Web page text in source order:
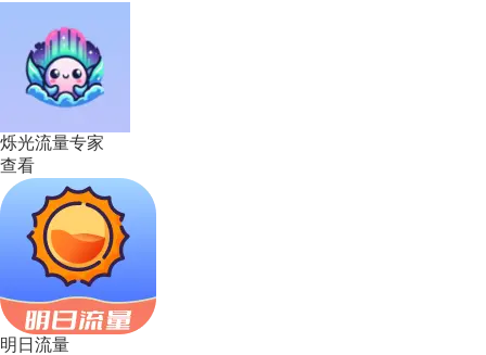
烁光流量专家
查看
明日流量